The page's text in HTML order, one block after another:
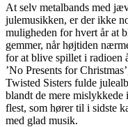
At selv metalbands med
julemusikken, er der ikke
muligheden for hvert år at
gemmer, når højtiden
for at blive spillet i radioen
’No Presents for
Twisted Sisters fulde
blandt de mere
flest, som hører til i sidste
med glad musik.